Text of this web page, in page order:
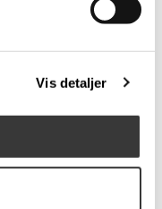
Vis detaljer
Flere